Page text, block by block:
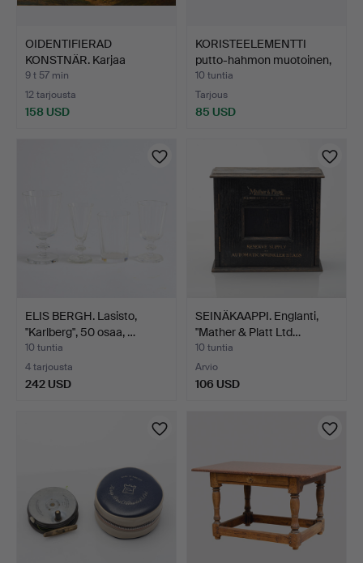
OIDENTIFIERAD
KONSTNÄR. Karjaa
maisemassa.
9 t 57 min
12 tarjousta
158 USD
KORISTEELEMENTTI
putto-hahmon muotoinen,
1…
10 tuntia
Tarjous
85 USD
ELIS BERGH. Lasisto,
"Karlberg", 50 osaa, …
10 tuntia
4 tarjousta
242 USD
SEINÄKAAPPI. Englanti,
"Mather & Platt Ltd…
10 tuntia
Arvio
106 USD